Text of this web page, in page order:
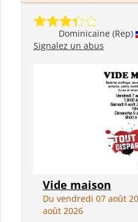
Dominicaine (Rep)
Signalez un abus
Vide maison
Du vendredi 07 août
août 2026